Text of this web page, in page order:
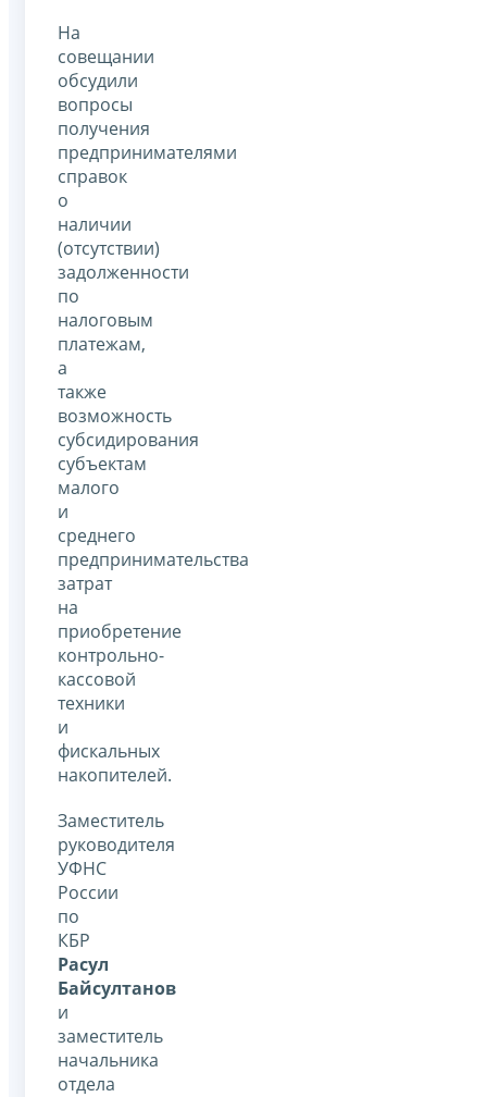
На
совещании
обсудили
вопросы
получения
предпринимателями
справок
о
наличии
(отсутствии)
задолженности
по
налоговым
платежам,
а
также
возможность
субсидирования
субъектам
малого
и
среднего
предпринимательства
затрат
на
приобретение
контрольно-
кассовой
техники
и
фискальных
накопителей.
Заместитель
руководителя
УФНС
России
по
КБР
Расул
Байсултанов
и
заместитель
начальника
отдела